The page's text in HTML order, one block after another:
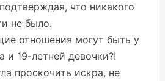
что никакого
не было.
отношения могут быть у
и 19-летней девочки?!
проскочить искра, не